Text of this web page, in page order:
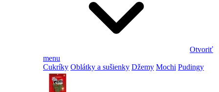
Otvoriť
menu
Cukríky Oblátky a sušienky Džemy Mochi Pudingy